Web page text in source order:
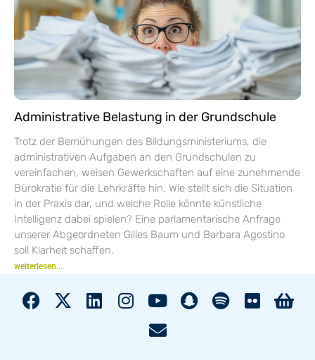
Administrative Belastung in der Grundschule
Trotz der Bemühungen des Bildungsministeriums, die
administrativen Aufgaben an den Grundschulen zu
vereinfachen, weisen Gewerkschaften auf eine zunehmende
Bürokratie für die Lehrkräfte hin. Wie stellt sich die Situation
in der Praxis dar, und welche Rolle könnte künstliche
Intelligenz dabei spielen? Eine parlamentarische Anfrage
unserer Abgeordneten Gilles Baum und Barbara Agostino
soll Klarheit schaffen.
weiterlesen...